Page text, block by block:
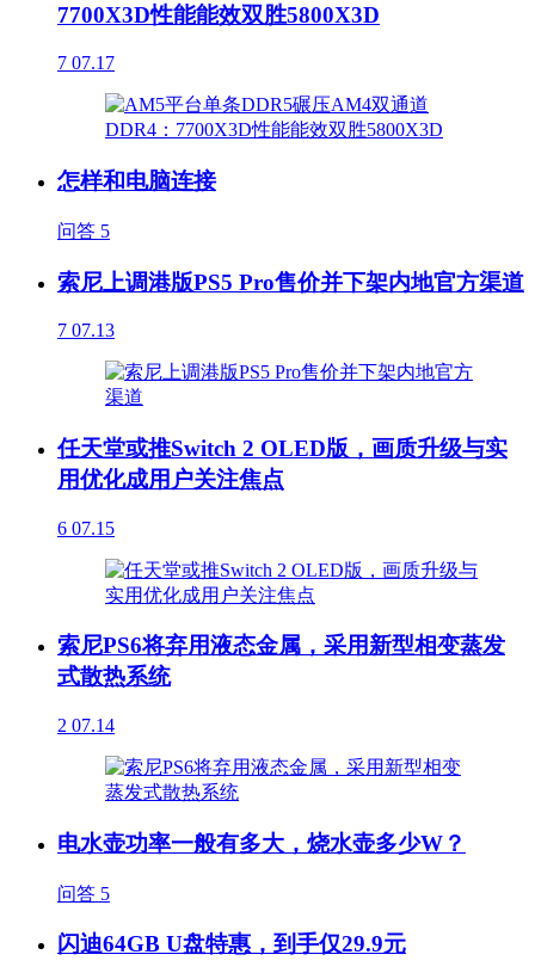
7700X3D性能能效双胜5800X3D
7 07.17
怎样和电脑连接
问答 5
索尼上调港版PS5 Pro售价并下架内地官方渠道
7 07.13
任天堂或推Switch 2 OLED版，画质升级与实
用优化成用户关注焦点
6 07.15
索尼PS6将弃用液态金属，采用新型相变蒸发
式散热系统
2 07.14
电水壶功率一般有多大，烧水壶多少W？
问答 5
闪迪64GB U盘特惠，到手仅29.9元